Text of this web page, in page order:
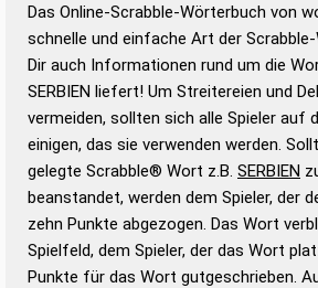
Wortwurzel liefert mit Hilfe eines
Wortanalyse-Algorithmus gute
Wortbedeutung, Worttrennung und
Gültigkeit eines Wortes für das
bestimmen!
zugelassene Turnier
Wörterbücher sind:
Duden –
Duden –
Deutsch
Das Online-Scrabble-Wörterbuch von
schnelle und einfache Art der
Dir auch Informationen rund um die
SERBIEN liefert! Um Streitereien und
vermeiden, sollten sich alle Spieler auf
einigen, das sie verwenden werden.
gelegte Scrabble® Wort z.B. SERBIEN
beanstandet, werden dem Spieler, der
zehn Punkte abgezogen. Das Wort
Spielfeld, dem Spieler, der das Wort
Punkte für das Wort gutgeschrieben.